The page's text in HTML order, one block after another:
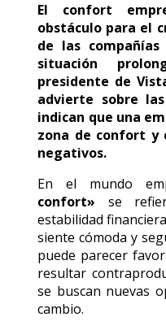
El confort
obstáculo para el
de las
situación
presidente de
advierte sobre
indican que una
zona de confort y
negativos.
En el mundo
confort» se
estabilidad
siente cómoda y
puede parecer
resultar
se buscan nuevas
cambio.